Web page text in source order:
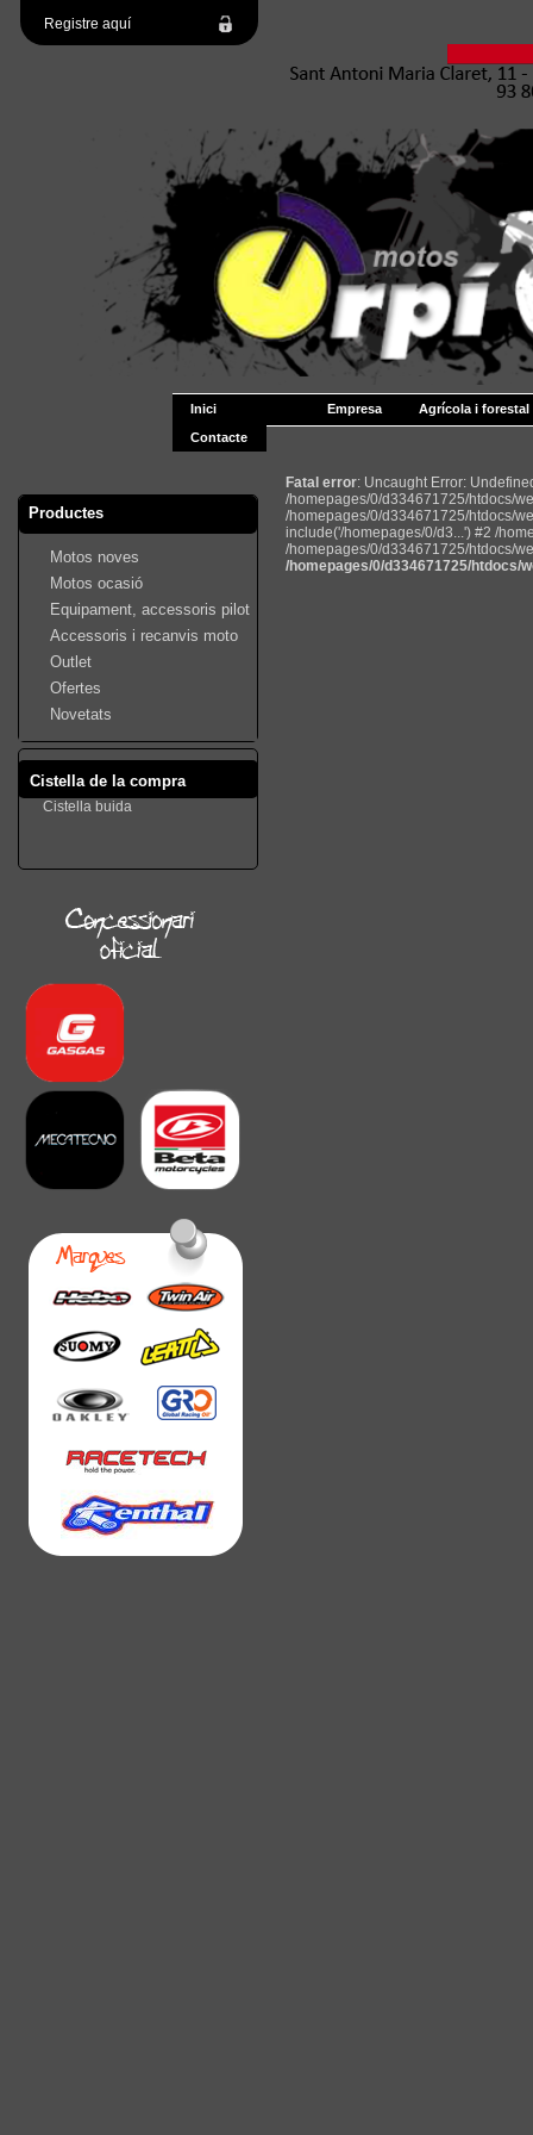
Registre aquí
Inici Empresa
Agrícola i forestal
Contacte
Productes
Motos noves
Motos ocasió
Equipament, accessoris pilot
Accessoris i recanvis moto
Outlet
Ofertes
Novetats
Cistella de la compra
Cistella buida
Fatal error: Uncaught Error:
/homepages/0/d334671725/htdocs/
/homepages/0/d334671725/htdocs/
include('/homepages/0/d3...') #2 /
/homepages/0/d334671725/htdocs/
/homepages/0/d334671725/htdocs/